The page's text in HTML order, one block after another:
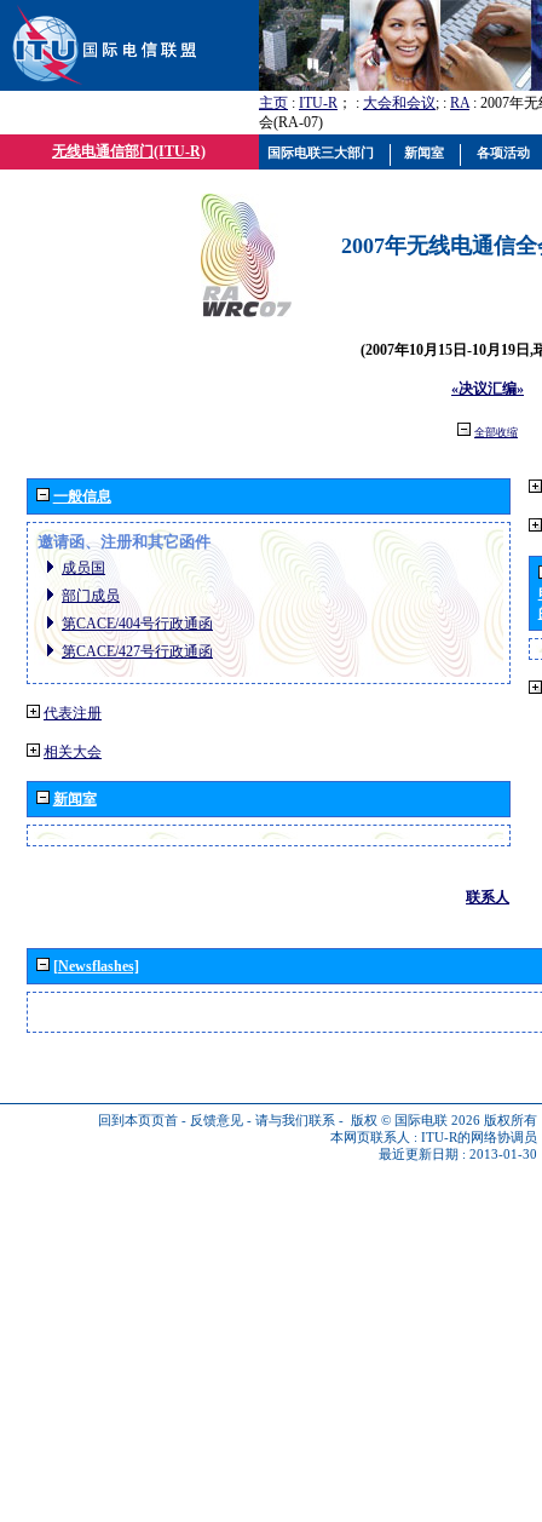
主页 : ITU-R ； : 大会和会议; : RA: 2007年
会(RA-07)
无线电通信部门(ITU-R)
2007年无线电通信
(2007年10月15日-10月19日,
«决议汇编»
全部收缩
一般信息
邀请函、注册和其它函件
成员国
部门成员
第CACE/404号行政通函
第CACE/427号行政通函
代表注册
相关大会
新闻室
联系人
[Newsflashes]
回到本页页首 - 反馈意见 - 请与我们联系 - 版权 © 国际电联 2026 版权所有
本网页联系人 : ITU-R的网络协调员
最近更新日期 : 2013-01-30
国际电联三大部门 新闻室 各项活动